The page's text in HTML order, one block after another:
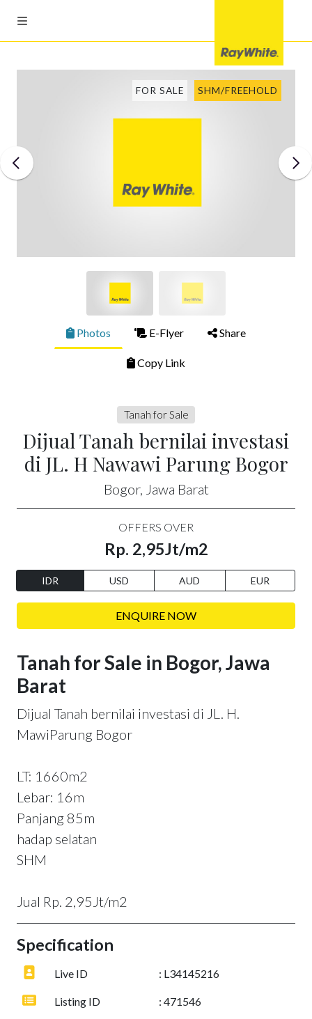
FOR SALE SHM/FREEHOLD
Photos E-Flyer Share
Copy Link
Tanah for Sale
Dijual Tanah bernilai investasi
di JL. H Nawawi Parung Bogor
Bogor, Jawa Barat
OFFERS OVER
Rp. 2,95Jt/m2
IDR USD AUD EUR
ENQUIRE NOW
Tanah for Sale in Bogor, Jawa
Barat
Dijual Tanah bernilai investasi di JL. H.
MawiParung Bogor
LT: 1660m2
Lebar: 16m
Panjang 85m
hadap selatan
SHM
Jual Rp. 2,95Jt/m2
Specification
Live ID : L34145216
Listing ID : 471546